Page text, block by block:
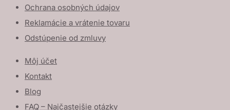
Ochrana osobných údajov
Reklamácie a vrátenie tovaru
Odstúpenie od zmluvy
Môj účet
Kontakt
Blog
FAQ – Najčastejšie otázky